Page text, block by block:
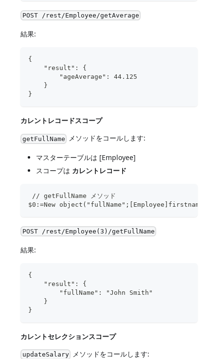
POST /rest/Employee/getAverage
結果:
{
    "result": {
        "ageAverage": 44.125
    }
}
カレントレコードスコープ
getFullName メソッドをコールします:
マスターテーブルは [Employee]
スコープは カレントレコード
// getFullName メソッド
$0:=New object("fullName";[Employee]firstname+"
POST /rest/Employee(3)/getFullName
結果:
{
    "result": {
        "fullName": "John Smith"
    }
}
カレントセレクションスコープ
updateSalary メソッドをコールします: